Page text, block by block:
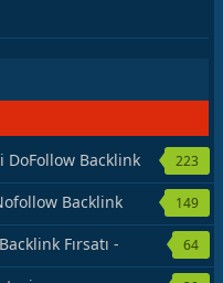
DoFollow Backlink
223
Backlink
149
Fırsatı -
64